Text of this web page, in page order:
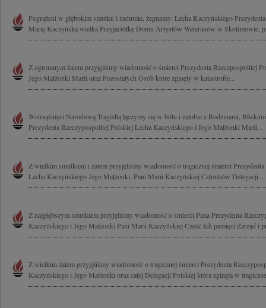
Pogrążeni w głębokim smutku i zadumie, żegnamy: Lecha Kaczyńskiego
Marię Kaczyńską wielką Przyjaciółkę Domu Artystów Weteranów w Skolimowie,
Z ogromnym żalem przyjęliśmy wiadomość o śmierci Prezydenta Rzeczpospolitej
Jego Małżonki Marii oraz Pozostałych Osób które zginęły w katastrofie...
Wstrząśnięci Narodową Tragedią łączymy się w bólu i żałobie z Rodzinami,
Prezydenta Rzeczypospolitej Polskiej Lecha Kaczyńskiego i Jego Małżonki Marii...
Z wielkim smutkiem i żalem przyjęliśmy wiadomość o tragicznej śmierci
Lecha Kaczyńskiego Jego Małżonki, Pani Marii Kaczyńskiej Członków Delegacji...
Z najgłębszym smutkiem przyjęliśmy wiadomość o śmierci Pana Prezydenta
Kaczyńskiego i Jego Małżonki Pani Marii Kaczyńskiej Cześć Ich pamięci Zarząd i
Z wielkim żalem przyjęliśmy wiadomość o tragicznej śmierci Prezydenta
Kaczyńskiego i Jego Małżonki oraz całej Delegacji Polskiej która zginęła w